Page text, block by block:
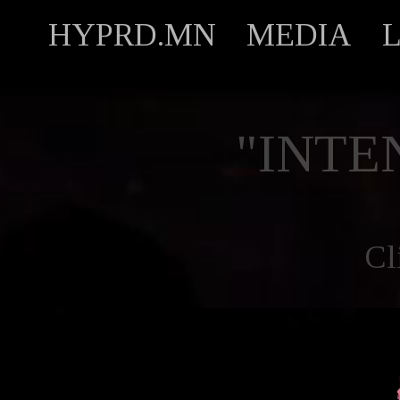
HYPRD.MN MEDIA